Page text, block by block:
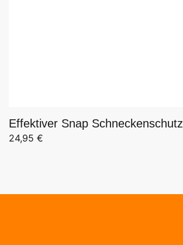
Effektiver Snap Schneckenschutz
24,95 €